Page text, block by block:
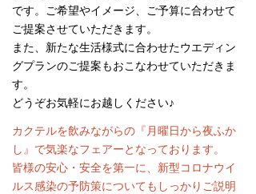
です。ご希望やイメージ、ご予算に合わせて
ご提案させていただきます。
また、新たな生活様式に合わせたウエディン
グプランのご提案もおこなわせていただきま
す。
どうぞお気軽にお越しください♪
カクテルを飲みながらの『月曜日から夜ふか
し』で気楽なフェアーとなっております。
皆様の安心・安全を第一に、新型コロナウイ
ルス感染の予防策についてもしっかりご説明